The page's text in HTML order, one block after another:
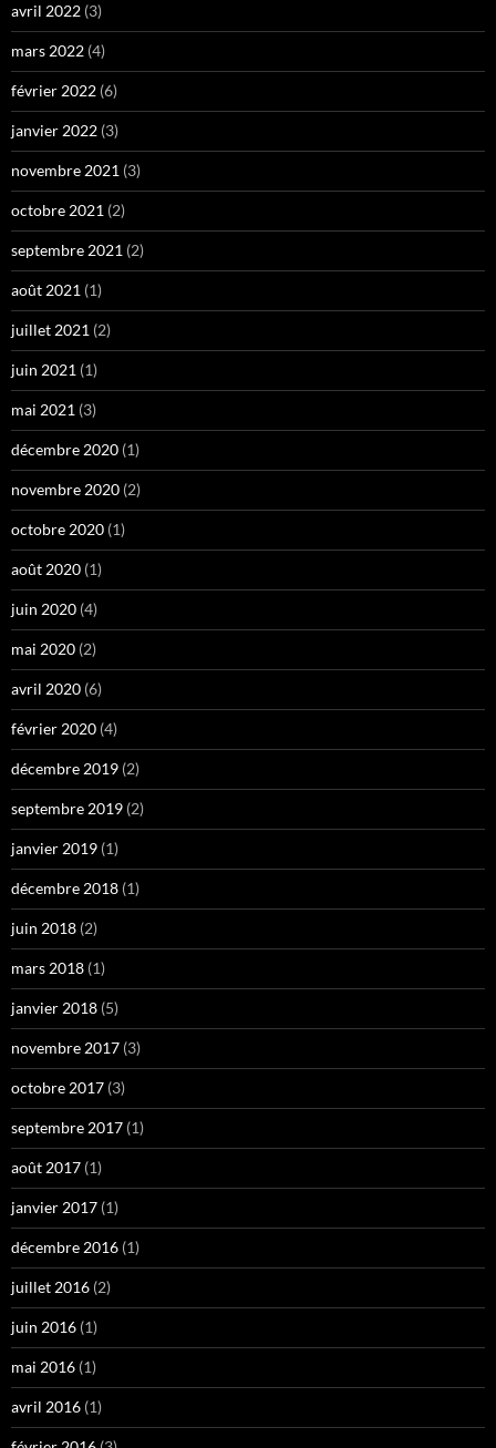
avril 2022 (3)
mars 2022 (4)
février 2022 (6)
janvier 2022 (3)
novembre 2021 (3)
octobre 2021 (2)
septembre 2021 (2)
août 2021 (1)
juillet 2021 (2)
juin 2021 (1)
mai 2021 (3)
décembre 2020 (1)
novembre 2020 (2)
octobre 2020 (1)
août 2020 (1)
juin 2020 (4)
mai 2020 (2)
avril 2020 (6)
février 2020 (4)
décembre 2019 (2)
septembre 2019 (2)
janvier 2019 (1)
décembre 2018 (1)
juin 2018 (2)
mars 2018 (1)
janvier 2018 (5)
novembre 2017 (3)
octobre 2017 (3)
septembre 2017 (1)
août 2017 (1)
janvier 2017 (1)
décembre 2016 (1)
juillet 2016 (2)
juin 2016 (1)
mai 2016 (1)
avril 2016 (1)